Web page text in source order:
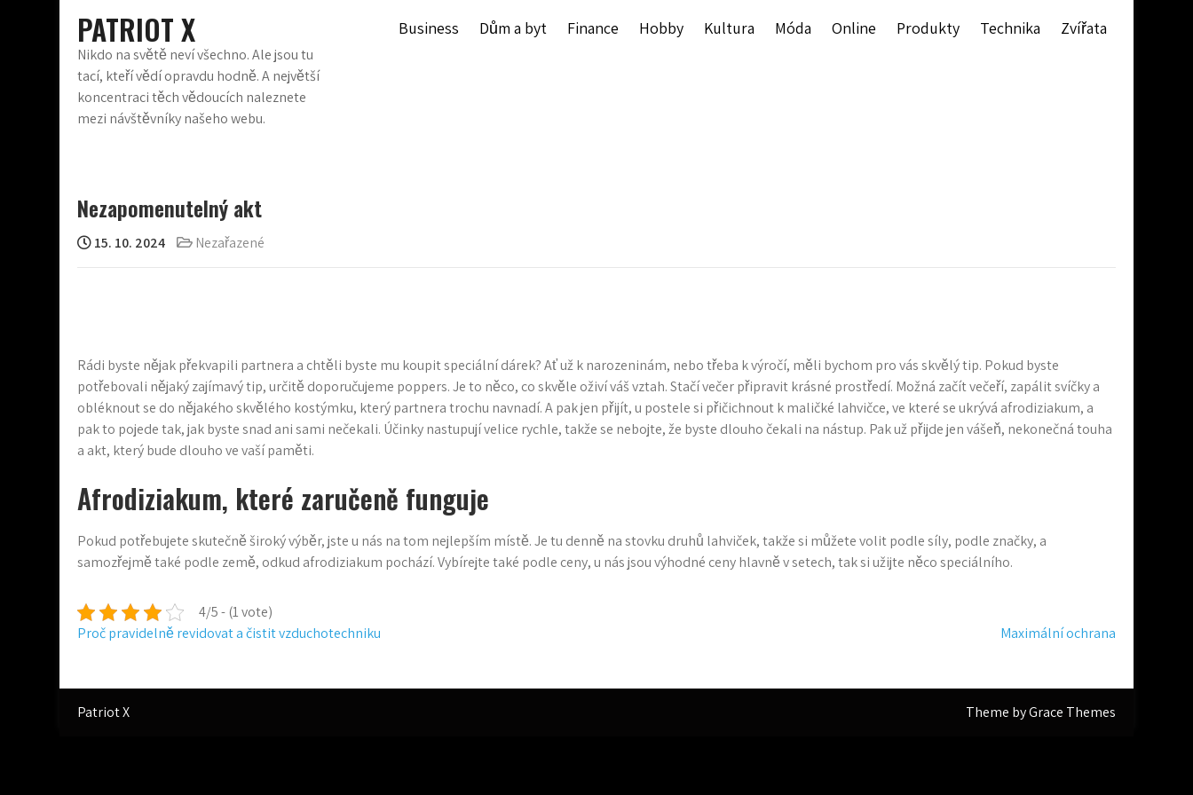
PATRIOT X
Nikdo na světě neví všechno. Ale jsou tu
tací, kteří vědí opravdu hodně. A největší
koncentraci těch vědoucích naleznete
mezi návštěvníky našeho webu.
Business Dům a byt Finance Hobby Kultura Móda Online Produkty Technika Zvířata
Nezapomenutelný akt
15. 10. 2024 Nezařazené
Rádi byste nějak překvapili partnera a chtěli byste mu koupit speciální dárek? Ať už k narozeninám, nebo třeba k výročí, měli bychom pro vás skvělý tip. Pokud byste
potřebovali nějaký zajímavý tip, určitě doporučujeme poppers. Je to něco, co skvěle oživí váš vztah. Stačí večer připravit krásné prostředí. Možná začít večeří, zapálit svíčky a
obléknout se do nějakého skvělého kostýmku, který partnera trochu navnadí. A pak jen přijít, u postele si přičichnout k maličké lahvičce, ve které se ukrývá afrodiziakum, a
pak to pojede tak, jak byste snad ani sami nečekali. Účinky nastupují velice rychle, takže se nebojte, že byste dlouho čekali na nástup. Pak už přijde jen vášeň, nekonečná touha
a akt, který bude dlouho ve vaší paměti.
Afrodiziakum, které zaručeně funguje
Pokud potřebujete skutečně široký výběr, jste u nás na tom nejlepším místě. Je tu denně na stovku druhů lahviček, takže si můžete volit podle síly, podle značky, a
samozřejmě také podle země, odkud afrodiziakum pochází. Vybírejte také podle ceny, u nás jsou výhodné ceny hlavně v setech, tak si užijte něco speciálního.
4/5 - (1 vote)
Navigace
příspěvek
Proč pravidelně revidovat a čistit vzduchotechniku Maximální ochrana
Patriot X Theme by Grace Themes